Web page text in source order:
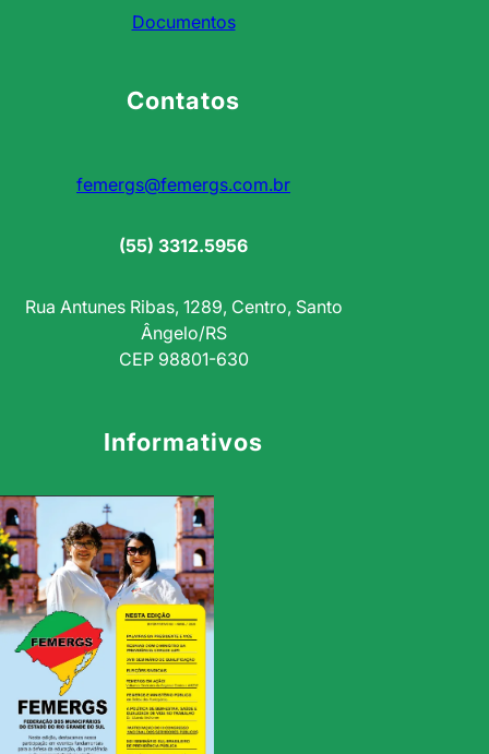
Documentos
Contatos
femergs@femergs.com.br
(55) 3312.5956
Rua Antunes Ribas, 1289, Centro, Santo
Ângelo/RS
CEP 98801-630
Informativos